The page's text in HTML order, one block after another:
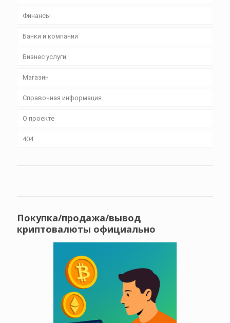
Финансы
Банки и компании
Бизнес уcлуги
Магазин
Справочная информация
О проекте
404
Покупка/продажа/вывод
криптовалюты официально